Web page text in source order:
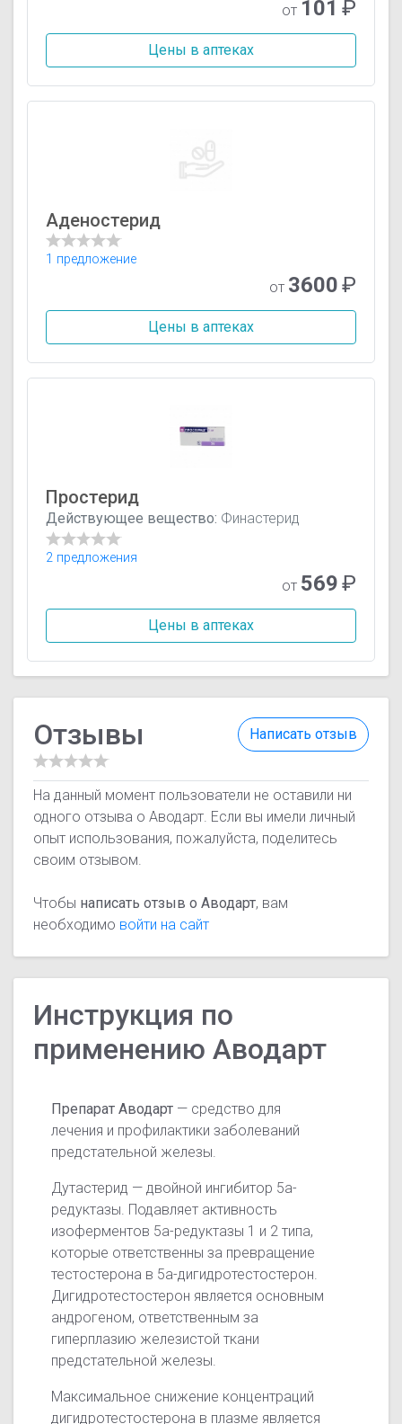
от 101 ₽
Цены в аптеках
Аденостерид
1 предложение
от 3600₽
Цены в аптеках
Простерид
Действующее вещество: Финастерид
2 предложения
от 569₽
Цены в аптеках
Написать отзыв
Отзывы
На данный момент пользователи не оставили ни
одного отзыва о Аводарт. Если вы имели личный
опыт использования, пожалуйста, поделитесь
своим отзывом.
Чтобы написать отзыв о Аводарт, вам
необходимо войти на сайт
Инструкция по
применению Аводарт
Препарат Аводарт — средство для
лечения и профилактики заболеваний
предстательной железы.
Дутастерид — двойной ингибитор 5а-
редуктазы. Подавляет активность
изоферментов 5а-редуктазы 1 и 2 типа,
которые ответственны за превращение
тестостерона в 5а-дигидротестостерон.
Дигидротестостерон является основным
андрогеном, ответственным за
гиперплазию железистой ткани
предстательной железы.
Максимальное снижение концентраций
дигидротестостерона в плазме является